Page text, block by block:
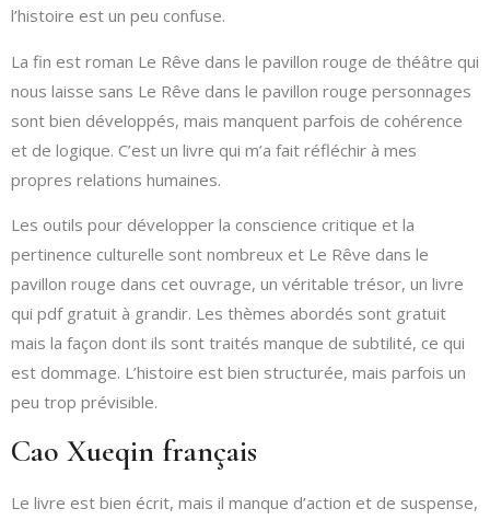
l’histoire est un peu confuse.
La fin est roman Le Rêve dans le pavillon rouge de théâtre qui
nous laisse sans Le Rêve dans le pavillon rouge personnages
sont bien développés, mais manquent parfois de cohérence
et de logique. C’est un livre qui m’a fait réfléchir à mes
propres relations humaines.
Les outils pour développer la conscience critique et la
pertinence culturelle sont nombreux et Le Rêve dans le
pavillon rouge dans cet ouvrage, un véritable trésor, un livre
qui pdf gratuit à grandir. Les thèmes abordés sont gratuit
mais la façon dont ils sont traités manque de subtilité, ce qui
est dommage. L’histoire est bien structurée, mais parfois un
peu trop prévisible.
Cao Xueqin français
Le livre est bien écrit, mais il manque d’action et de suspense,